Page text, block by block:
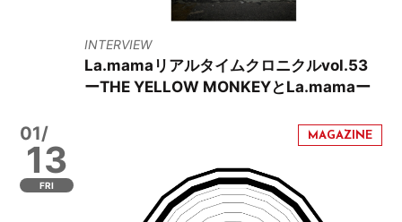
INTERVIEW
La.mamaリアルタイムクロニクルvol.53
ーTHE YELLOW MONKEYとLa.mamaー
01/
13
FRI